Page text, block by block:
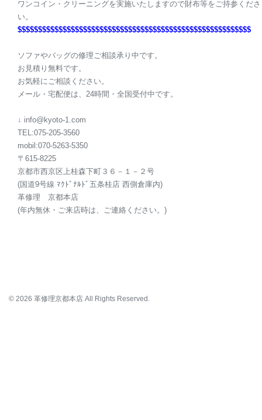
ワンコイン・クリーニングを実施いたしますので財布等をご持参くださ
い。
$$$$$$$$$$$$$$$$$$$$$$$$$$$$$$$$$$$$$$$$$$$$$$$$$$$$$$$$$
ソファやバッグの修理ご相談承り中です。
お見積り無料です。
お気軽にご相談ください。
メール・宅配便は、24時間・全国受付中です。
↓ info@kyoto-1.com
TEL:075-205-3560
mobil:070-5263-5350
〒615-8225
京都市西京区上桂森下町３６－１－２号
(国道9号線 ﾏｸﾄﾞﾅﾙﾄﾞ五条桂店 西側倉庫内)
革修理 京都本店
(年内無休・ご来店時は、ご連絡ください。)
© 2026 革修理京都本店 All Rights Reserved.